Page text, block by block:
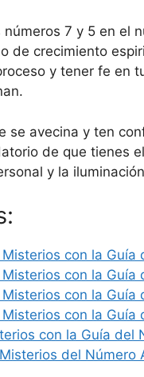
7 y 5 en el
de crecimiento
y tener fe en
se avecina y ten
de que tienes
y la
con la Guía
con la Guía
con la Guía
con la Guía
con la Guía del
del Número